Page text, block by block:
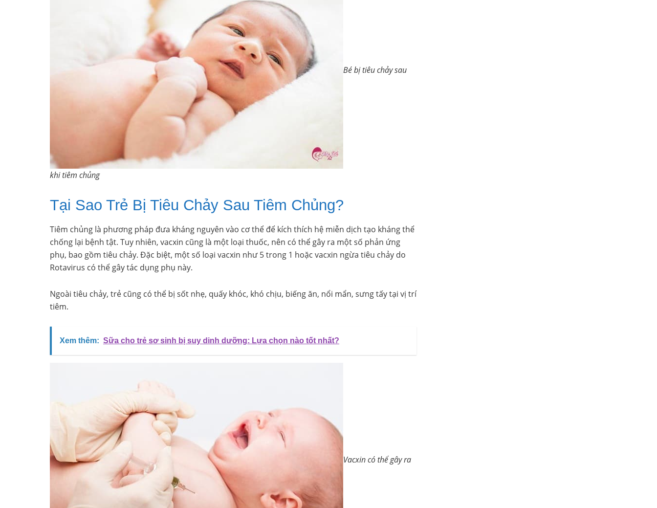
Bé bị tiêu chảy sau
khi tiêm chủng
Tại Sao Trẻ Bị Tiêu Chảy Sau Tiêm Chủng?
Tiêm chủng là phương pháp đưa kháng nguyên vào cơ thể để kích thích hệ miễn dịch tạo kháng thể
chống lại bệnh tật. Tuy nhiên, vacxin cũng là một loại thuốc, nên có thể gây ra một số phản ứng
phụ, bao gồm tiêu chảy. Đặc biệt, một số loại vacxin như 5 trong 1 hoặc vacxin ngừa tiêu chảy do
Rotavirus có thể gây tác dụng phụ này.
Ngoài tiêu chảy, trẻ cũng có thể bị sốt nhẹ, quấy khóc, khó chịu, biếng ăn, nổi mẩn, sưng tấy tại vị trí
tiêm.
Xem thêm: Sữa cho trẻ sơ sinh bị suy dinh dưỡng: Lựa chọn nào tốt nhất?
Vacxin có thể gây ra